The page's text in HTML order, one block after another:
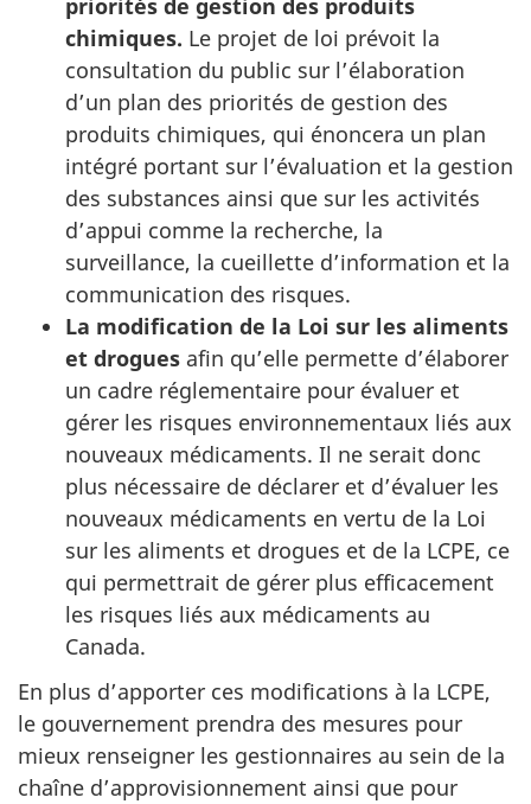
chimiques. Le projet de loi prévoit la
consultation du public sur l’élaboration
d’un plan des priorités de gestion des
produits chimiques, qui énoncera un plan
intégré portant sur l’évaluation et la gestion
des substances ainsi que sur les activités
d’appui comme la recherche, la
surveillance, la cueillette d’information et la
communication des risques.
La modification de la Loi sur les aliments
et drogues afin qu’elle permette d’élaborer
un cadre réglementaire pour évaluer et
gérer les risques environnementaux liés aux
nouveaux médicaments. Il ne serait donc
plus nécessaire de déclarer et d’évaluer les
nouveaux médicaments en vertu de la Loi
sur les aliments et drogues et de la LCPE, ce
qui permettrait de gérer plus efficacement
les risques liés aux médicaments au
Canada.
En plus d’apporter ces modifications à la LCPE,
le gouvernement prendra des mesures pour
mieux renseigner les gestionnaires au sein de la
chaîne d’approvisionnement ainsi que pour